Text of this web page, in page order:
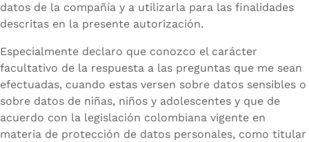
datos de la compañía y a utilizarla para las finalidades
descritas en la presente autorización.
Especialmente declaro que conozco el carácter
facultativo de la respuesta a las preguntas que me sean
efectuadas, cuando estas versen sobre datos sensibles o
sobre datos de niñas, niños y adolescentes y que de
acuerdo con la legislación colombiana vigente en
materia de protección de datos personales, como titular